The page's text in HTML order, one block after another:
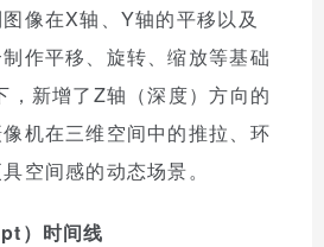
像在X轴、Y轴的平移以及
作平移、旋转、缩放等基础
，新增了Z轴（深度）方向的
机在三维空间中的推拉、环
空间感的动态场景。
）时间线